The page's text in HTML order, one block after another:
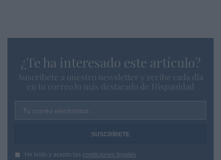
¿Te ha interesado este artículo?
Suscríbete a nuestro newsletter y recibe cada dia
en tu correo lo más destacado de Hispanidad
Tu correo electrónico...
He leído y acepto las condiciones legales